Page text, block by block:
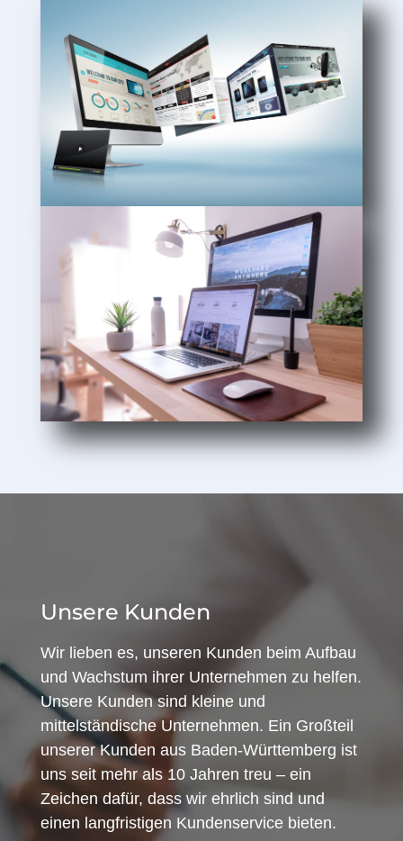
Unsere Kunden
Wir lieben es, unseren Kunden beim Aufbau
und Wachstum ihrer Unternehmen zu helfen.
Unsere Kunden sind kleine und
mittelständische Unternehmen. Ein Großteil
unserer Kunden aus Baden-Württemberg ist
uns seit mehr als 10 Jahren treu – ein
Zeichen dafür, dass wir ehrlich sind und
einen langfristigen Kundenservice bieten.